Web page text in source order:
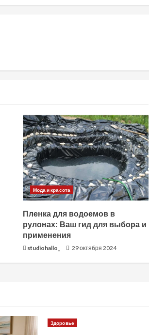
Мода и красота
Пленка для водоемов в
рулонах: Ваш гид для выбора и
применения
studiohallo_ 29 октября 2024
Здоровье